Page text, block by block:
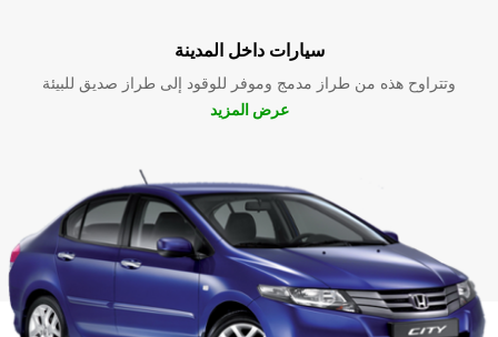
سيارات داخل المدينة
وتتراوح هذه من طراز مدمج وموفر للوقود إلى طراز صديق للبيئة
عرض المزيد